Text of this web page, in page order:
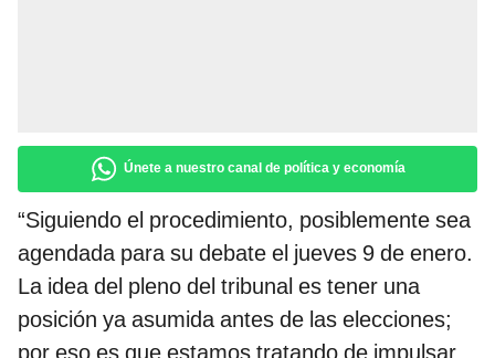
Únete a nuestro canal de política y economía
“Siguiendo el procedimiento, posiblemente sea
agendada para su debate el jueves 9 de enero.
La idea del pleno del tribunal es tener una
posición ya asumida antes de las elecciones;
por eso es que estamos tratando de impulsar